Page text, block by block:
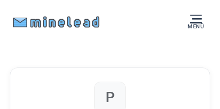
MENÜ
P